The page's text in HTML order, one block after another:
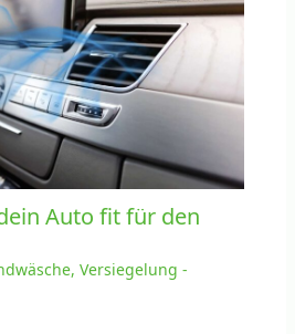
Auto fit für den
Versiegelung -